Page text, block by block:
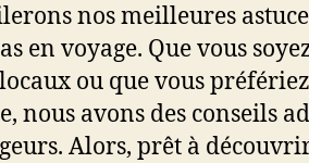
nos meilleures
en voyage. Que vous
ou que vous préfériez
nous avons des conseils
Alors, prêt à